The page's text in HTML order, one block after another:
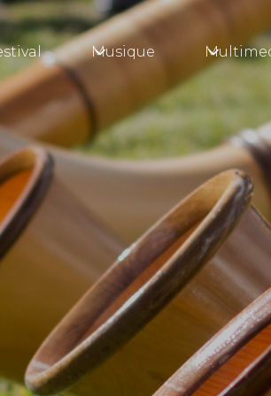
Musique